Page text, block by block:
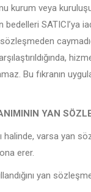
kurum veya
SATICI’ya
Bu fıkranın
YAN
halinde, varsa
erer.
yan